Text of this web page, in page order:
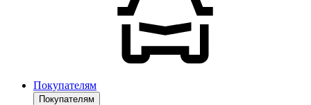
Покупателям
Покупателям